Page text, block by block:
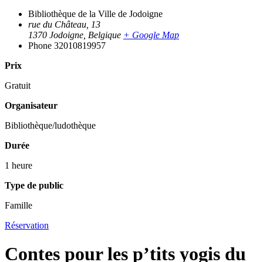
Bibliothèque de la Ville de Jodoigne
rue du Château, 13
1370 Jodoigne Belgique + Google Map
Phone 32010819957
Prix
Gratuit
Organisateur
Bibliothèque/ludothèque
Durée
1 heure
Type de public
Famille
Réservation
Contes pour les p’tits yogis du